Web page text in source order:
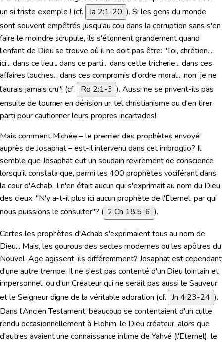
un si triste exemple ! (cf. Ja 2:1-20 ). Si les gens du monde
sont souvent empêtrés jusqu'au cou dans la corruption sans s'en
faire le moindre scrupule, ils s'étonnent grandement quand
l'enfant de Dieu se trouve où il ne doit pas être: "Toi, chrétien...
ici... dans ce lieu... dans ce parti... dans cette tricherie... dans ces
affaires louches... dans ces compromis d'ordre moral... non, je ne
l'aurais jamais cru"! (cf. Ro 2:1-3 ). Aussi ne se privent-ils pas
ensuite de tourner en dérision un tel christianisme ou d'en tirer
parti pour cautionner leurs propres incartades!
Mais comment Michée – le premier des prophètes envoyé
auprès de Josaphat – est-il intervenu dans cet imbroglio? Il
semble que Josaphat eut un soudain revirement de conscience
lorsqu'il constata que, parmi les 400 prophètes vociférant dans
la cour d'Achab, il n'en était aucun qui s'exprimait au nom du Dieu
des cieux: "N'y a-t-il plus ici aucun prophète de l'Eternel, par qui
nous puissions le consulter"? ( 2 Ch 18:5-6 ).
Certes les prophètes d'Achab s'exprimaient tous au nom de
Dieu... Mais, les gourous des sectes modernes ou les apôtres du
Nouvel-Age agissent-ils différemment? Josaphat est cependant
d'une autre trempe. Il ne s'est pas contenté d'un Dieu lointain et
impersonnel, ou d'un Créateur qui ne serait pas aussi le Sauveur
et le Seigneur digne de la véritable adoration (cf. Jn 4:23-24 ).
Dans l'Ancien Testament, beaucoup se contentaient d'un culte
rendu occasionnellement à Elohim, le Dieu créateur, alors que
d'autres avaient une connaissance intime de Yahvé (l'Eternel), le